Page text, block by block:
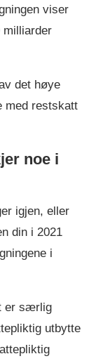
viser
milliarder
det høye
med restskatt
noe i
igjen, eller
din i 2021
i
er særlig
utbytte